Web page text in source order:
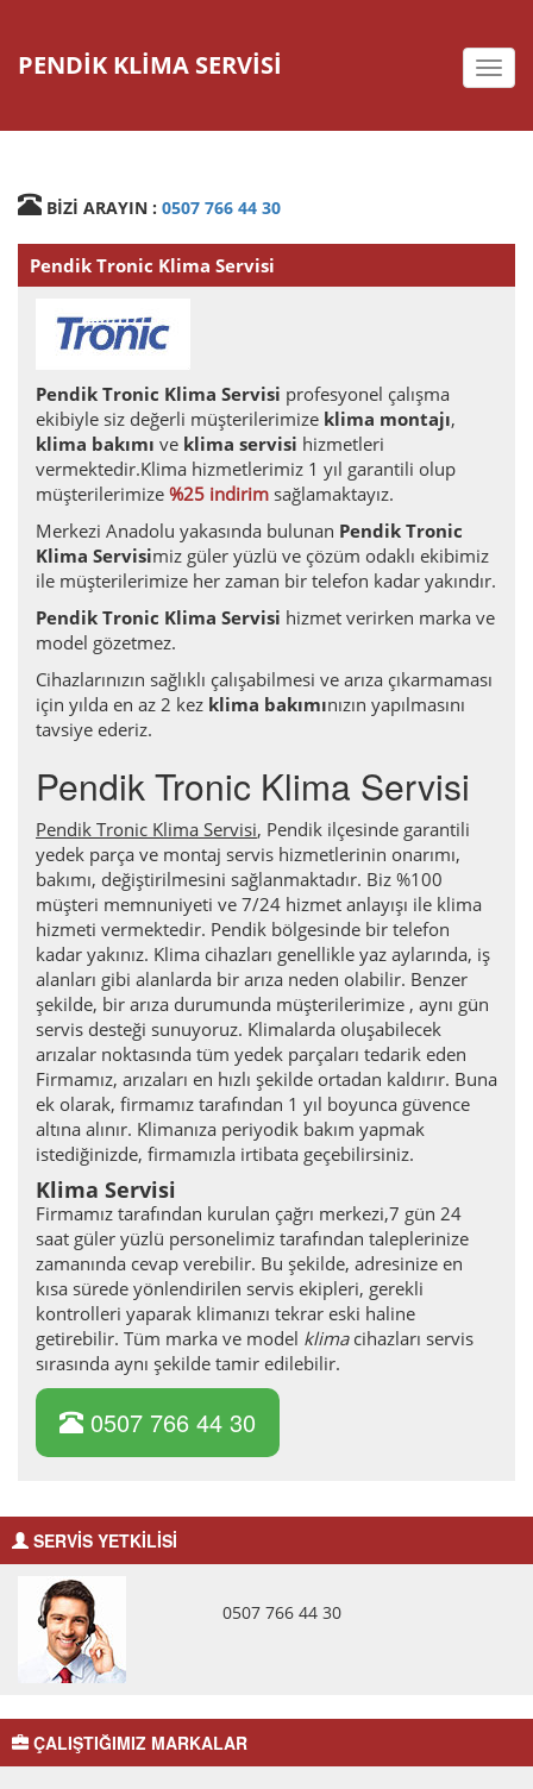
PENDİK KLİMA SERVİSİ
BİZİ ARAYIN : 0507 766 44 30
Pendik Tronic Klima Servisi
Pendik Tronic Klima Servisi profesyonel çalışma
ekibiyle siz değerli müşterilerimize klima montajı,
klima bakımı ve klima servisi hizmetleri
vermektedir.Klima hizmetlerimiz 1 yıl garantili olup
müşterilerimize %25 indirim sağlamaktayız.
Merkezi Anadolu yakasında bulunan Pendik Tronic
Klima Servisimiz güler yüzlü ve çözüm odaklı ekibimiz
ile müşterilerimize her zaman bir telefon kadar yakındır.
Pendik Tronic Klima Servisi hizmet verirken marka ve
model gözetmez.
Cihazlarınızın sağlıklı çalışabilmesi ve arıza çıkarmaması
için yılda en az 2 kez klima bakımınızın yapılmasını
tavsiye ederiz.
Pendik Tronic Klima Servisi
Pendik Tronic Klima Servisi, Pendik ilçesinde garantili
yedek parça ve montaj servis hizmetlerinin onarımı,
bakımı, değiştirilmesini sağlanmaktadır. Biz %100
müşteri memnuniyeti ve 7/24 hizmet anlayışı ile klima
hizmeti vermektedir. Pendik bölgesinde bir telefon
kadar yakınız. Klima cihazları genellikle yaz aylarında, iş
alanları gibi alanlarda bir arıza neden olabilir. Benzer
şekilde, bir arıza durumunda müşterilerimize , aynı gün
servis desteği sunuyoruz. Klimalarda oluşabilecek
arızalar noktasında tüm yedek parçaları tedarik eden
Firmamız, arızaları en hızlı şekilde ortadan kaldırır. Buna
ek olarak, firmamız tarafından 1 yıl boyunca güvence
altına alınır. Klimanıza periyodik bakım yapmak
istediğinizde, firmamızla irtibata geçebilirsiniz.
Klima Servisi
Firmamız tarafından kurulan çağrı merkezi,7 gün 24
saat güler yüzlü personelimiz tarafından taleplerinize
zamanında cevap verebilir. Bu şekilde, adresinize en
kısa sürede yönlendirilen servis ekipleri, gerekli
kontrolleri yaparak klimanızı tekrar eski haline
getirebilir. Tüm marka ve model klimacihazları servis
sırasında aynı şekilde tamir edilebilir.
0507 766 44 30
SERVİS YETKİLİSİ
0507 766 44 30
ÇALIŞTIĞIMIZ MARKALAR